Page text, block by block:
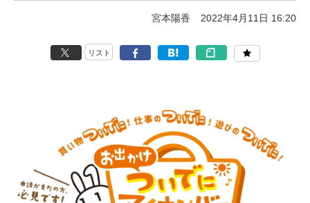
宮本陽香 2022年4月11日 16:20
リスト